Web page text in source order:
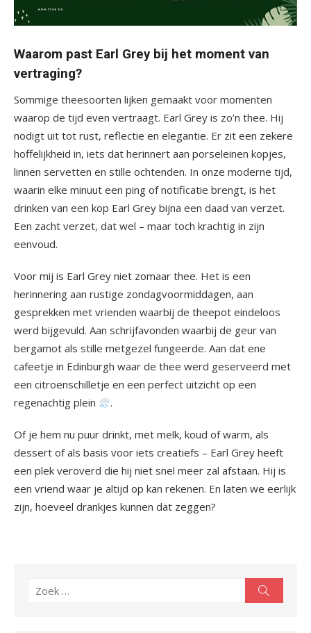
Waarom past Earl Grey bij het moment van
vertraging?
Sommige theesoorten lijken gemaakt voor momenten
waarop de tijd even vertraagt. Earl Grey is zo’n thee. Hij
nodigt uit tot rust, reflectie en elegantie. Er zit een zekere
hoffelijkheid in, iets dat herinnert aan porseleinen kopjes,
linnen servetten en stille ochtenden. In onze moderne tijd,
waarin elke minuut een ping of notificatie brengt, is het
drinken van een kop Earl Grey bijna een daad van verzet.
Een zacht verzet, dat wel – maar toch krachtig in zijn
eenvoud.
Voor mij is Earl Grey niet zomaar thee. Het is een
herinnering aan rustige zondagvoormiddagen, aan
gesprekken met vrienden waarbij de theepot eindeloos
werd bijgevuld. Aan schrijfavonden waarbij de geur van
bergamot als stille metgezel fungeerde. Aan dat ene
cafeetje in Edinburgh waar de thee werd geserveerd met
een citroenschilletje en een perfect uitzicht op een
regenachtig plein
.
Of je hem nu puur drinkt, met melk, koud of warm, als
dessert of als basis voor iets creatiefs – Earl Grey heeft
een plek veroverd die hij niet snel meer zal afstaan. Hij is
een vriend waar je altijd op kan rekenen. En laten we eerlijk
zijn, hoeveel drankjes kunnen dat zeggen?
Zoeken